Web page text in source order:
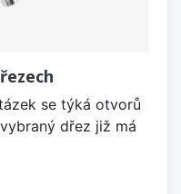
se týká otvorů
dřez již má